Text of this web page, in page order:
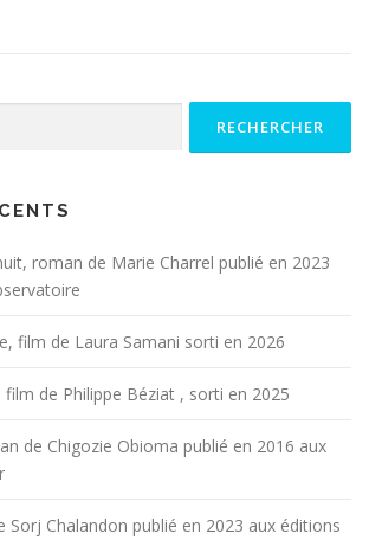
roman de Marie Charrel publié en 2023
film de Laura Samani sorti en 2026
film de Philippe Béziat , sorti en 2025
de Chigozie Obioma publié en 2016 aux
Sorj Chalandon publié en 2023 aux éditions